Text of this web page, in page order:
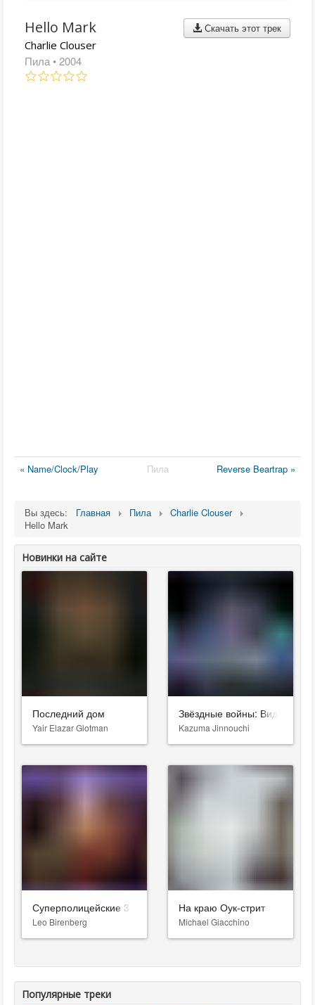
Скачать этот трек
Hello Mark
Charlie Clouser
Пила • 2004
« Name/Clock/Play Пила Reverse Beartrap »
Вы здесь: Главная Пила
Charlie Clouser
Hello Mark
Новинки на сайте
Последний дом
Yair Elazar Glotman
Звёздные войны: Видения.
Kazuma Jinnouchi
Суперполицейские 3
Leo Birenberg
На краю Оук-стрит
Michael Giacchino
Популярные треки